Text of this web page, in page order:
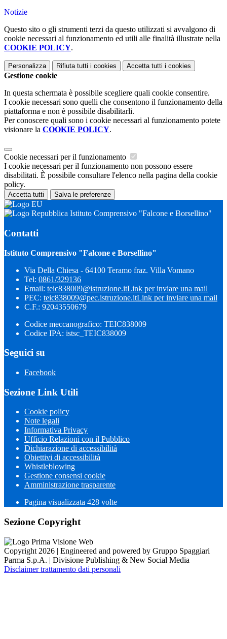
Notizie
Questo sito o gli strumenti terzi da questo utilizzati si avvalgono di
cookie necessari al funzionamento ed utili alle finalità illustrate nella
COOKIE POLICY.
Personalizza Rifiuta tutti i cookies Accetta tutti i cookies
Gestione cookie
In questa schermata è possibile scegliere quali cookie consentire.
I cookie necessari sono quelli che consentono il funzionamento della
piattaforma e non è possibile disabilitarli.
Per conoscere quali sono i cookie necessari al funzionamento potete
visionare la COOKIE POLICY.
Cookie necessari per il funzionamento
I cookie necessari per il funzionamento non possono essere
disabilitati. È possibile consultare l'elenco nella pagina della cookie
policy.
Accetta tutti Salva le preferenze
Istituto Comprensivo "Falcone e Borsellino"
Contatti
Istituto Comprensivo "Falcone e Borsellino"
Via Della Chiesa - 64100 Teramo fraz. Villa Vomano
Tel: 0861/329136
Email: teic838009@istruzione.itLink per inviare una mail
PEC: teic838009@pec.​istruzione.itLink per inviare una mail
C.F.: 92043550679
Codice meccanografico: TEIC838009
Codice IPA: istsc_TEIC838009
Seguici su
Facebook
Sezione Link Utili
Cookie policy
Note legali
Informativa Privacy
Ufficio Relazioni con il Pubblico
Dichiarazione di accessibilità
Obiettivi di accessibilità
Whistleblowing
Gestione consensi cookie
Amministrazione trasparente
Pagina visualizzata 428 volte
Sezione Copyright
Copyright 2026 | Engineered and powered by Gruppo Spaggiari
Parma S.p.A. | Divisione Publishing & New Social Media
Disclaimer trattamento dati personali